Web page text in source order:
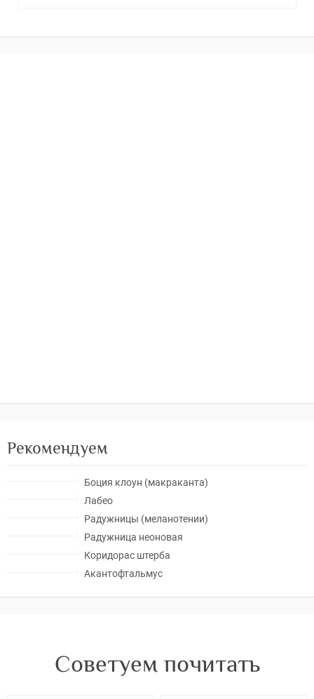
Рекомендуем
Боция клоун (макраканта)
Лабео
Радужницы (меланотении)
Радужница неоновая
Коридорас штерба
Акантофтальмус
Советуем почитать